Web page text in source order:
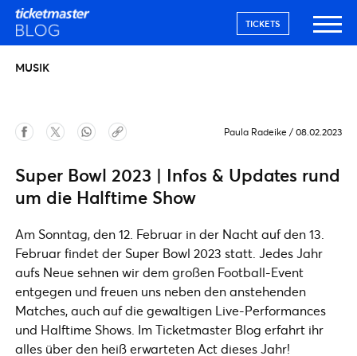
TICKETS
MUSIK
Paula Radeike / 08.02.2023
Super Bowl 2023 | Infos & Updates rund
um die Halftime Show
Am Sonntag, den 12. Februar in der Nacht auf den 13.
Februar findet der Super Bowl 2023 statt. Jedes Jahr
aufs Neue sehnen wir dem großen Football-Event
entgegen und freuen uns neben den anstehenden
Matches, auch auf die gewaltigen Live-Performances
und Halftime Shows. Im Ticketmaster Blog erfahrt ihr
alles über den heiß erwarteten Act dieses Jahr!